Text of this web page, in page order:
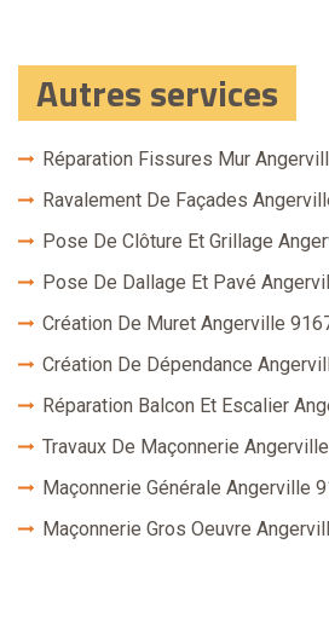
Autres services
Réparation Fissures Mur
Ravalement De Façades
Pose De Clôture Et Grillage
Pose De Dallage Et Pavé
Création De Muret Angerville
Création De Dépendance
Réparation Balcon Et Escalier
Travaux De Maçonnerie
Maçonnerie Générale Angerville
Maçonnerie Gros Oeuvre